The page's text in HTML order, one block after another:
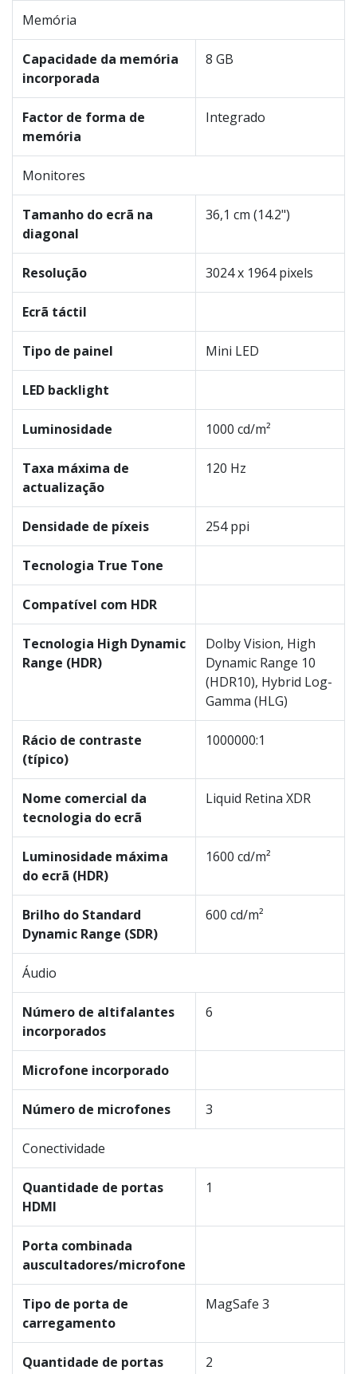
Memória
Capacidade da memória
incorporada
8 GB
Factor de forma de
memória
Integrado
Monitores
Tamanho do ecrã na
diagonal
36,1 cm (14.2")
Resolução 3024 x 1964 pixels
Ecrã táctil
Tipo de painel Mini LED
LED backlight
Luminosidade 1000 cd/m²
Taxa máxima de
actualização
120 Hz
Densidade de píxeis 254 ppi
Tecnologia True Tone
Compatível com HDR
Tecnologia High Dynamic
Range (HDR)
Dolby Vision, High
Dynamic Range 10
(HDR10), Hybrid Log-
Gamma (HLG)
Rácio de contraste
(típico)
1000000:1
Nome comercial da
tecnologia do ecrã
Liquid Retina XDR
Luminosidade máxima
do ecrã (HDR)
1600 cd/m²
Brilho do Standard
Dynamic Range (SDR)
600 cd/m²
Áudio
Número de altifalantes
incorporados
6
Microfone incorporado
Número de microfones 3
Conectividade
Quantidade de portas
HDMI
1
Porta combinada
auscultadores/microfone
Tipo de porta de
carregamento
MagSafe 3
Quantidade de portas
2